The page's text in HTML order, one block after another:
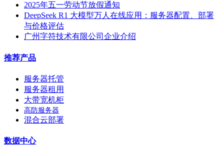
2025年五一劳动节放假通知
DeepSeek R1 大模型万人在线应用：服务器配置、部署
与价格评估
广州字符技术有限公司企业介绍
推荐产品
服务器托管
服务器租用
大带宽机柜
高防服务器
混合云部署
数据中心